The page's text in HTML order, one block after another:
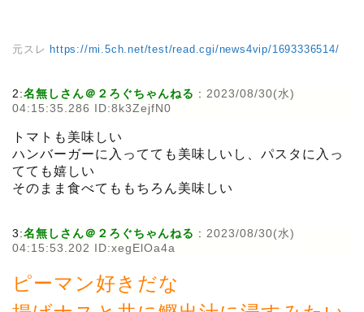
元スレ https://mi.5ch.net/test/read.cgi/news4vip/1693336514/
2:名無しさん＠２ろぐちゃんねる : 2023/08/30(水)
04:15:35.286 ID:8k3ZejfN0
トマトも美味しい
ハンバーガーに入ってても美味しいし、パスタに入っ
てても嬉しい
そのまま食べてももちろん美味しい
3:名無しさん＠２ろぐちゃんねる : 2023/08/30(水)
04:15:53.202 ID:xegElOa4a
ピーマン好きだな